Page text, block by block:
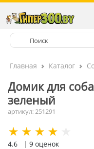
Главная Каталог
Домик для
зеленый
артикул: 251291
4.6 | 9 оценок